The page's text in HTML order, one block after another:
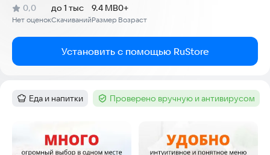
Рейтинг:
0,0
(
Нет оценок
)
Скачиваний
до 1 тыс
Размер
9.4 MB
Возраст
0+
Установить с помощью RuStore
Категория:
Еда и напитки Тег :Проверено вручную и антивирусом
Скриншоты